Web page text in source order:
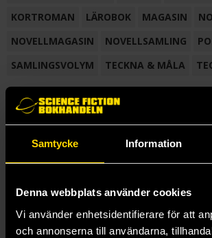
Samtycke Information
Denna webbplats använder cookies
Vi använder enhetsidentifierare för att
och annonserna till användarna,
KORTROMAN
LÄROBOK MAGASIN
NOVELLMAGASIN
NOVELLSAMLING
SAMLINGSVOLYM
TECKNA & MÅLA
K
Kampen om Tusenvärld
Kattspionerna på Rosengård
Keeper of the Lost Cities
Kikis Expressbud
Kodi
Krom och Nea